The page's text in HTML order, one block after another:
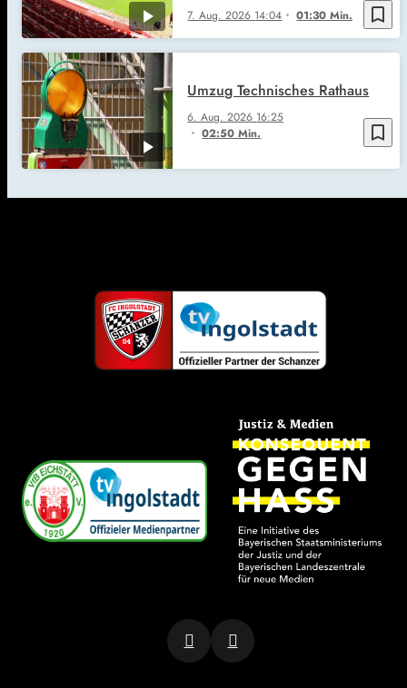
bookmark_border
7. Aug. 2026 14:04 01:30 Min.
bookmark_border
6. Aug. 2026 16:25
02:50 Min.
Umzug Technisches Rathaus